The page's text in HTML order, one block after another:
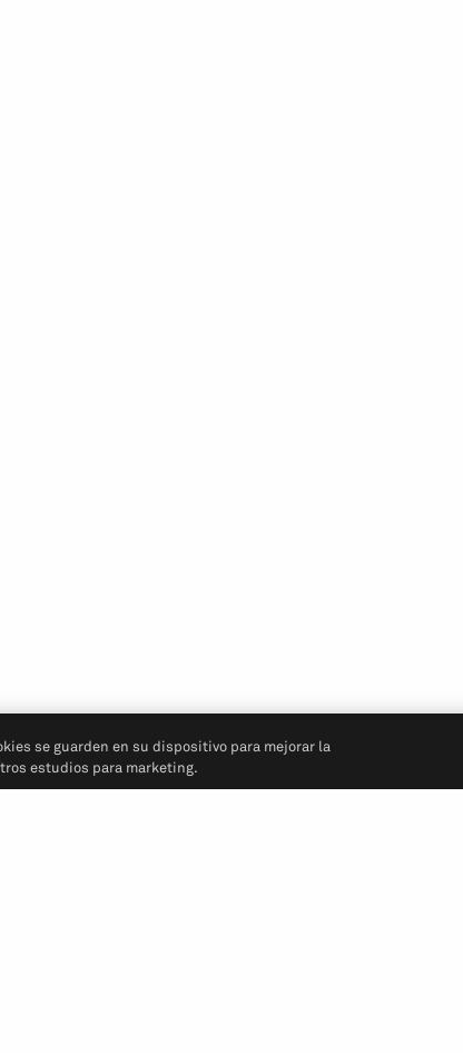
se guarden en su dispositivo para mejorar la
estudios para marketing.